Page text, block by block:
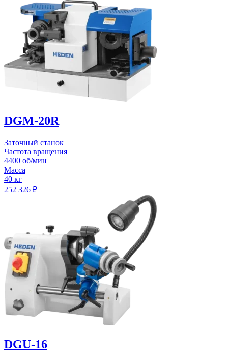
DGM-20R
Заточный станок
Частота вращения
4400 об/мин
Масса
40 кг
252 326 ₽
DGU-16